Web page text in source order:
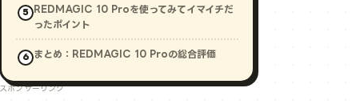
REDMAGIC 10 Proを使ってみてイマイチだ
ったポイント
まとめ：REDMAGIC 10 Proの総合評価
スポンサーリンク